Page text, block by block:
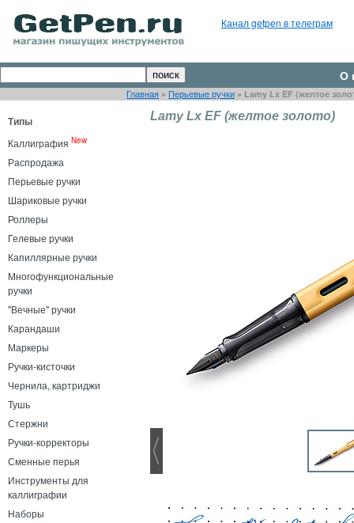
Канал getpen в телеграм
О
Главная » Перьевые ручки » Lamy Lx EF (желтое
Типы
Каллиграфия New
Распродажа
Перьевые ручки
Шариковые ручки
Роллеры
Гелевые ручки
Капиллярные ручки
Многофункциональные
ручки
"Вечные" ручки
Карандаши
Маркеры
Ручки-кисточки
Чернила, картриджи
Тушь
Стержни
Ручки-корректоры
Сменные перья
Инструменты для
каллиграфии
Наборы
Lamy Lx EF (желтое золото)